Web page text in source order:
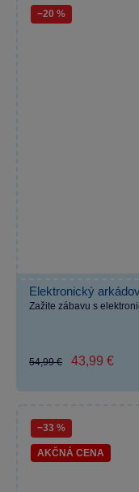
−20 %
Elektronický
Zažite zábavu s
54,99 € 43,99 €
−33 %
AKČNÁ CENA